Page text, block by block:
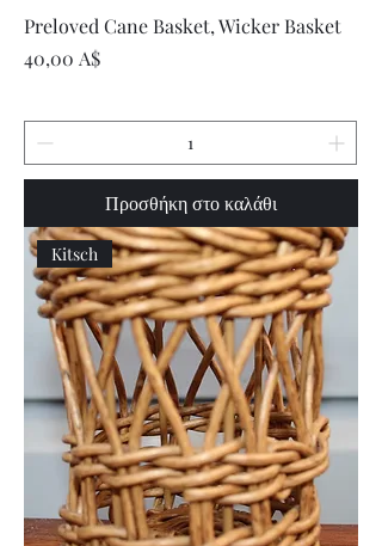
Preloved Cane Basket, Wicker Basket
Τιμή
40,00 A$
Προσθήκη στο καλάθι
Kitsch